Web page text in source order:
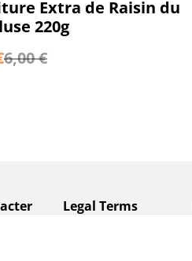
Extra de Raisin du
220g
6,00 €
Legal Terms